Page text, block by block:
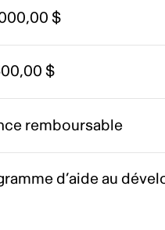
$
$
remboursable
d’aide au